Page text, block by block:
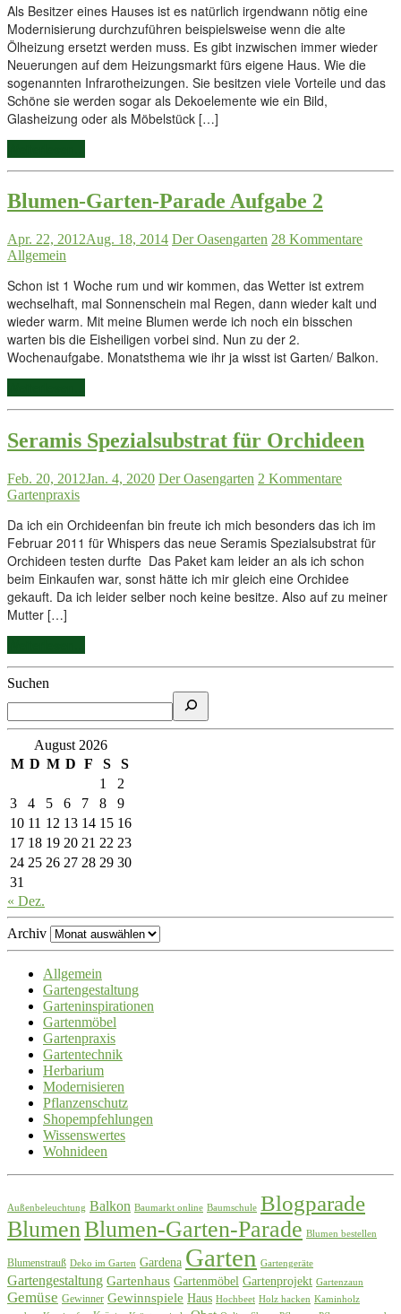
Als Besitzer eines Hauses ist es natürlich irgendwann nötig eine
Modernisierung durchzuführen beispielsweise wenn die alte
Ölheizung ersetzt werden muss. Es gibt inzwischen immer wieder
Neuerungen auf dem Heizungsmarkt fürs eigene Haus. Wie die
sogenannten Infrarotheizungen. Sie besitzen viele Vorteile und das
Schöne sie werden sogar als Dekoelemente wie ein Bild,
Glasheizung oder als Möbelstück […]
Blumen-Garten-Parade Aufgabe 2
Apr. 22, 2012Aug. 18, 2014 Der Oasengarten 28 Kommentare
Allgemein
Schon ist 1 Woche rum und wir kommen, das Wetter ist extrem
wechselhaft, mal Sonnenschein mal Regen, dann wieder kalt und
wieder warm. Mit meine Blumen werde ich noch ein bisschen
warten bis die Eisheiligen vorbei sind. Nun zu der 2.
Wochenaufgabe. Monatsthema wie ihr ja wisst ist Garten/ Balkon.
Seramis Spezialsubstrat für Orchideen
Feb. 20, 2012Jan. 4, 2020 Der Oasengarten 2 Kommentare
Gartenpraxis
Da ich ein Orchideenfan bin freute ich mich besonders das ich im
Februar 2011 für Whispers das neue Seramis Spezialsubstrat für
Orchideen testen durfte Das Paket kam leider an als ich schon
beim Einkaufen war, sonst hätte ich mir gleich eine Orchidee
gekauft. Da ich leider selber noch keine besitze. Also auf zu meiner
Mutter […]
Suchen
August 2026
M D M D F S
S
1
2
3
4 5 6 7 8
9
10 11 12 13 14 15 16
17 18 19 20 21 22 23
24 25 26 27 28 29 30
31
« Dez.
Archiv
Allgemein
Gartengestaltung
Garteninspirationen
Gartenmöbel
Gartenpraxis
Gartentechnik
Herbarium
Modernisieren
Pflanzenschutz
Shopempfehlungen
Wissenswertes
Wohnideen
Außenbeleuchtung Balkon Baumarkt online Baumschule Blogparade
BlumenBlumen-Garten-Parade Blumen bestellen
Blumenstrauß Deko im Garten Gardena Garten Gartengeräte
Gartengestaltung Gartenhaus Gartenmöbel Gartenprojekt Gartenzaun
Gemüse Gewinner Gewinnspiele Haus Hochbeet Holz hacken Kaminholz